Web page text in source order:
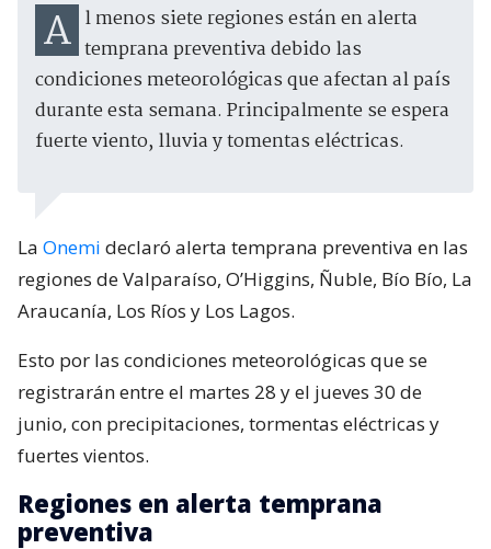
Al menos siete regiones están en alerta temprana preventiva debido las
condiciones meteorológicas que afectan al país
durante esta semana. Principalmente se espera
fuerte viento, lluvia y tomentas eléctricas.
La Onemi declaró alerta temprana preventiva en las
regiones de Valparaíso, O’Higgins, Ñuble, Bío Bío, La
Araucanía, Los Ríos y Los Lagos.
Esto por las condiciones meteorológicas que se
registrarán entre el martes 28 y el jueves 30 de
junio, con precipitaciones, tormentas eléctricas y
fuertes vientos.
Regiones en alerta temprana
preventiva